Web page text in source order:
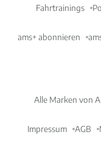
Fahrtrainings
ams+ abonnieren
Alle Marken von
Impressum AGB